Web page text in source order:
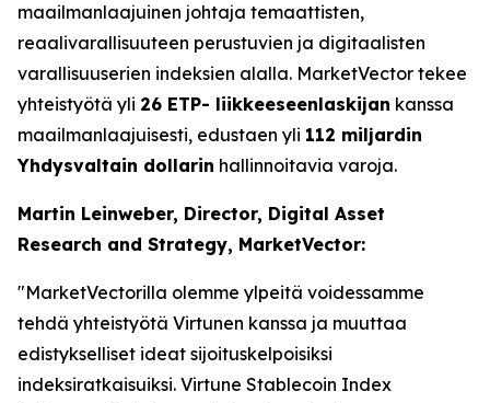
maailmanlaajuinen johtaja temaattisten,
reaalivarallisuuteen perustuvien ja digitaalisten
varallisuuserien indeksien alalla. MarketVector tekee
yhteistyötä yli 26 ETP- liikkeeseenlaskijan kanssa
maailmanlaajuisesti, edustaen yli 112 miljardin
Yhdysvaltain dollarin hallinnoitavia varoja.
Martin Leinweber, Director, Digital Asset
Research and Strategy, MarketVector:
"MarketVectorilla olemme ylpeitä voidessamme
tehdä yhteistyötä Virtunen kanssa ja muuttaa
edistykselliset ideat sijoituskelpoisiksi
indeksiratkaisuiksi. Virtune Stablecoin Index